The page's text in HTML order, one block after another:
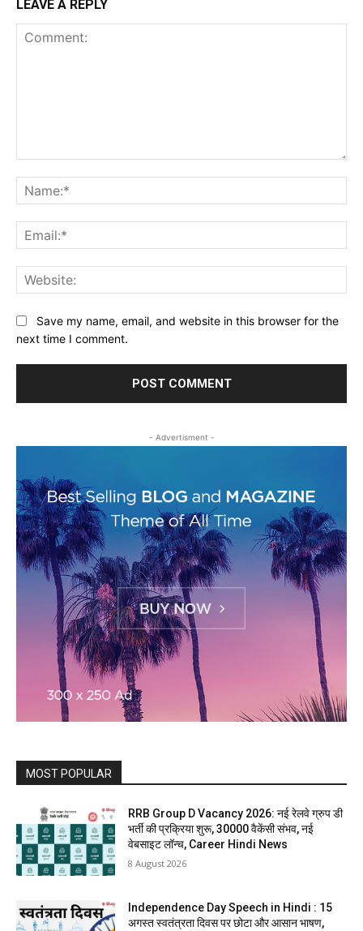
LEAVE A REPLY
Save my name, email, and website in this browser for the
next time I comment.
- Advertisment -
MOST POPULAR
RRB Group D Vacancy 2026: नई रेलवे ग्रुप डी
भर्ती की प्रक्रिया शुरू, 30000 वैकेंसी संभव, नई
वेबसाइट लॉन्च, Career Hindi News
8 August 2026
Independence Day Speech in Hindi : 15
अगस्त स्वतंत्रता दिवस पर छोटा और आसान भाषण,